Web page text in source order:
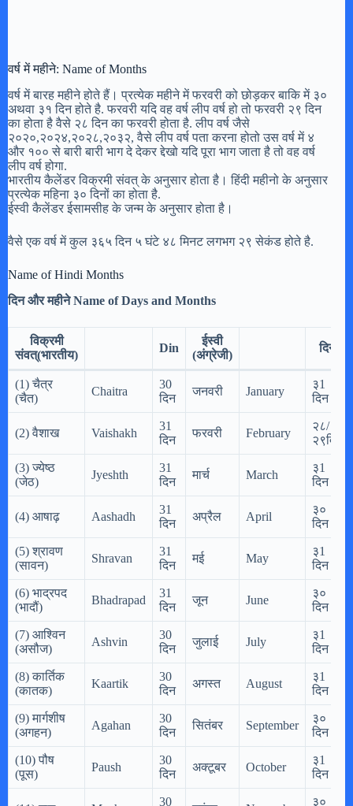
वर्ष में महीने: Name of Months
वर्ष में बारह महीने होते हैं। प्रत्येक महीने में फरवरी को छोड़कर बाकि में ३०
अथवा ३१ दिन होते है. फरवरी यदि वह वर्ष लीप वर्ष हो तो फरवरी २९ दिन
का होता है वैसे २८ दिन का फरवरी होता है. लीप वर्ष जैसे
२०२०,२०२४,२०२८,२०३२, वैसे लीप वर्ष पता करना होतो उस वर्ष में ४
और १०० से बारी बारी भाग दे देकर द्देखो यदि पूरा भाग जाता है तो वह वर्ष
लीप वर्ष होगा.
भारतीय कैलेंडर विक्रमी संवत् के अनुसार होता है। हिंदी महीनो के अनुसार
प्रत्येक महिना ३० दिनों का होता है.
ईस्वी कैलेंडर ईसामसीह के जन्म के अनुसार होता है।
वैसे एक वर्ष में कुल ३६५ दिन ५ घंटे ४८ मिनट लगभग २९ सेकंड होते है.
Name of Hindi Months
दिन और महीने Name of Days and Months
विक्रमी
संवत्(भारतीय)
Din
ईस्वी
(अंग्रेजी)
दिन
(1) चैत्र
(चैत)
Chaitra
30
दिन
जनवरी January
३1
दिन
(2) वैशाख Vaishakh
31
दिन
फरवरी February
२८/
२९दिन
(3) ज्येष्ठ
(जेठ)
Jyeshth
31
दिन
मार्च March
३1
दिन
(4) आषाढ़ Aashadh
31
दिन
अप्रैल April
३०
दिन
(5) श्रावण
(सावन)
Shravan
31
दिन
मई May
३1
दिन
(6) भाद्रपद
(भादौं)
Bhadrapad
31
दिन
जून June
३०
दिन
(7) आश्विन
(असौज)
Ashvin
30
दिन
जुलाई July
३1
दिन
(8) कार्तिक
(कातक)
Kaartik
30
दिन
अगस्त August
३1
दिन
(9) मार्गशीष
(अगहन)
Agahan
30
दिन
सितंबर September
३०
दिन
(10) पौष
(पूस)
Paush
30
दिन
अक्टूबर October
३1
दिन
30 ३०